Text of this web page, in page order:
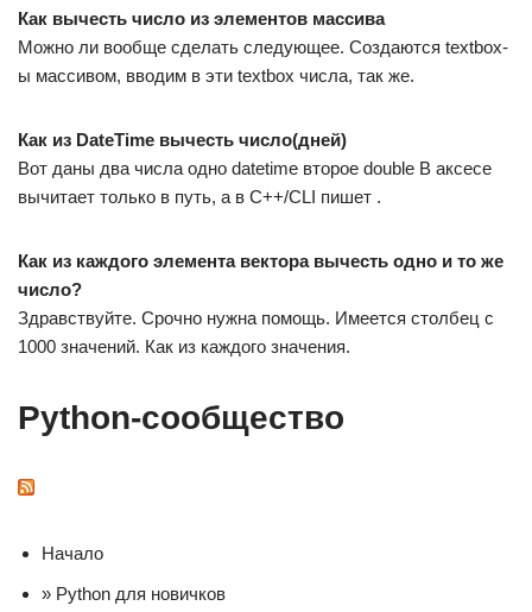
Как вычесть число из элементов массива
Можно ли вообще сделать следующее. Создаются textbox-
ы массивом, вводим в эти textbox числа, так же.
Как из DateTime вычесть число(дней)
Вот даны два числа одно datetime второе double В аксесе
вычитает только в путь, а в С++/CLI пишет .
Как из каждого элемента вектора вычесть одно и то же
число?
Здравствуйте. Срочно нужна помощь. Имеется столбец с
1000 значений. Как из каждого значения.
Python-сообщество
Начало
» Python для новичков